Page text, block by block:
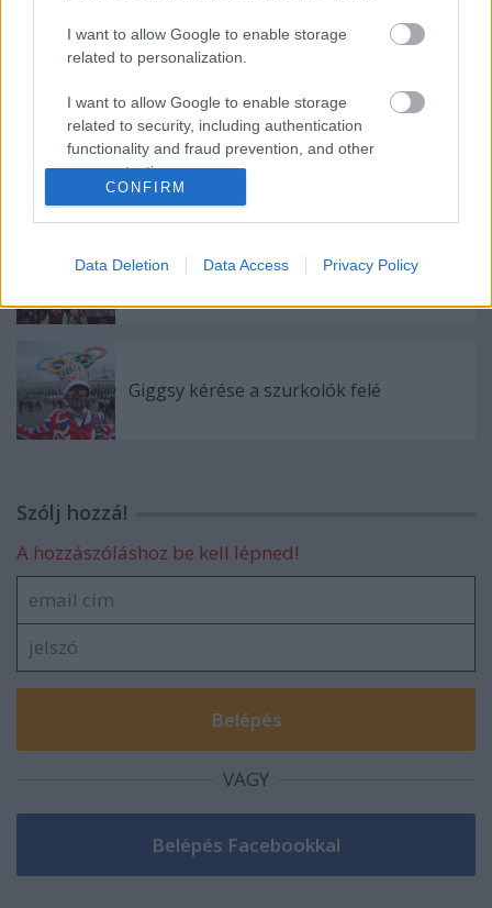
I want to allow Google to enable storage
related to personalization.
I want to allow Google to enable storage
related to security, including authentication
functionality and fraud prevention, and other
user protection.
CONFIRM
Data Deletion Data Access Privacy Policy
MLSZ sarc - 300 ezres büntetés a
Diósgyőrnek!
Pölöskeyt és a csapatot "bántják" a
drukkerek - nonszensz
Csalódott körmendi szurkolók
Giggsy kérése a szurkolók felé
Szólj hozzá!
A hozzászóláshoz be kell lépned!
VAGY